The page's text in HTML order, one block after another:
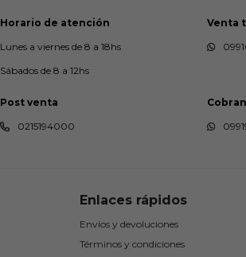
Horario de atención
Lunes a viernes de 8 a 18hs
Sábados de 8 a 12hs
Venta
Post venta
0215194000
Enlaces rápidos
Envíos y devoluciones
Términos y condiciones